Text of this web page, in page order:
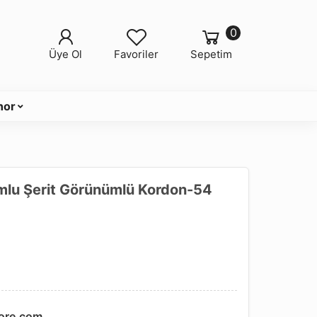
Sepetim
0
Favoriler
Üye Ol
Şerit Görünümlü Kordon-54